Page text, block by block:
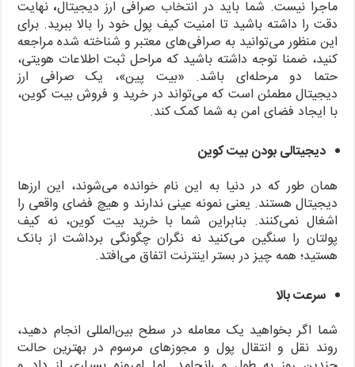
ماجرا نیست. شما باید در انتخاب صرافی ارز دیجیتال،نهایت
دقت را داشته باشید تا امنیت کیف پول خود را بالا ببرید. برای
این منظور می‌توانید به صرافی‌های معتبر و شناخته شده مراجعه
کنید، ضمنا توجه داشته باشید که مراحل ثبت اطلاعات هویتی،
حتما دو مرحله‌ای باشد. «بیت پین»، یک صرافی ارز
دیجیتالمطمئن است که می‌تواند در خرید و فروش بیت کوین،
با ایجاد فضای امن به شما کمک کند.
دیجیتالی بودن بیت کوین
همان طور که در دنیا به این نام خوانده می‌شوند، این ارزها
دیجیتال هستند. یعنی نمونه عینی ندارند و هیچ فضای واقعی را
اشغال نمی‌کنند. بنابراین شما با خرید بیت کوین، نه کیف
پولتان را سنگین می‌کنید نه نگران چگونگی برداشت از بانک
هستید؛ همه چیز در بستر اینترنت اتفاق می‌افتد.
سرعت بالا
شما اگر بخواهید یک معامله در سطح بین‌المللی انجام دهید،
روند نقل و انتقال پول و مجوزهای مرسوم در بهترین حالت